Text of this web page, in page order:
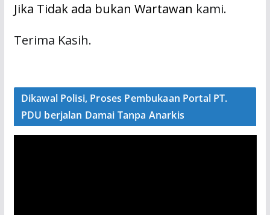
Jika Tidak ada bukan Wartawan kami.
Terima Kasih.
Dikawal Polisi, Proses Pembukaan Portal PT.
PDU berjalan Damai Tanpa Anarkis